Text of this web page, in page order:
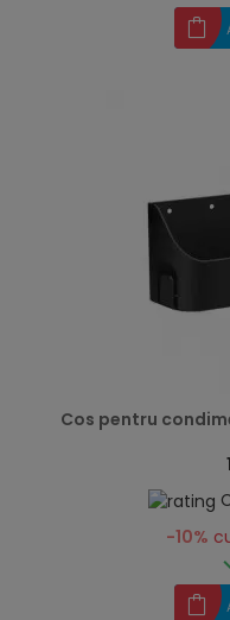
Cos pentru
-10%